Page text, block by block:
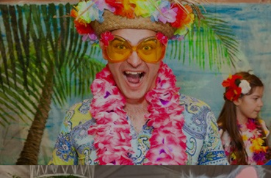
УЗНАТЬ БОЛЬШЕ
Гавайи